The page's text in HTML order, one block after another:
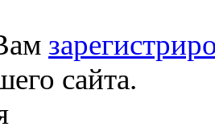
сайта.